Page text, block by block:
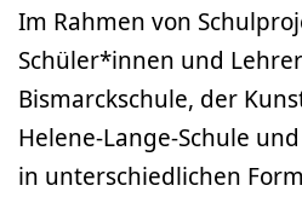
Im Rahmen von
Schüler*innen und
Bismarckschule, der
Helene-Lange-Schule
in unterschiedlichen